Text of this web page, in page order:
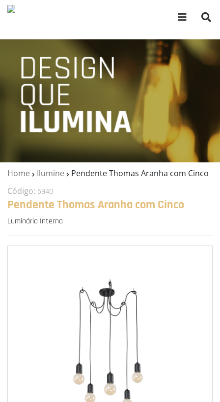
Home Ilumine
Pendente Thomas Aranha com Cinco
Código: 5940
Pendente Thomas Aranha com Cinco
Luminária Interna